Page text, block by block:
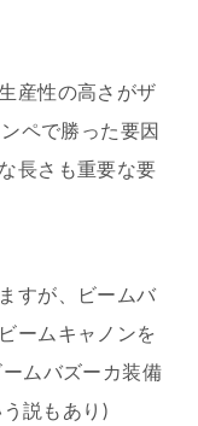
産性の高さがザ
ペで勝った要因
長さも重要な要
すが、ビームバ
ームキャノンを
ムバズーカ装備
説もあり)